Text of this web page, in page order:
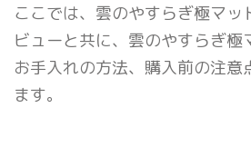
ここでは、雲のやすらぎ極マッ
ビューと共に、雲のやすらぎ極
お手入れの方法、購入前の注意
ます。